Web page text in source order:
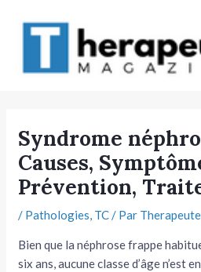
Syndrome
Causes,
Prévention,
/ Pathologies, TC/ Par
Bien que la néphrose frappe
six ans, aucune classe d’âge n’est